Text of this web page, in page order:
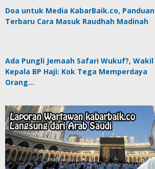
Doa untuk Media KabarBaik.co, Panduan
Terbaru Cara Masuk Raudhah Madinah
Ada Pungli Jemaah Safari Wukuf?, Wakil
Kepala BP Haji: Kok Tega Memperdaya
Orang…